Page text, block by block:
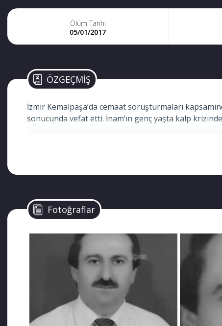
Ölüm Tarihi
05/01/2017
ÖZGEÇMİŞ
İzmir Kemalpaşa’da cemaat soruşturmaları
sonucunda vefat etti. İnam’ın genç yaşta kalp
Fotoğraflar